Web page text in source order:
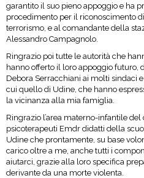
garantito il suo pieno appoggio e ha
procedimento per il riconoscimento
terrorismo, e al comandante della
Alessandro Campagnolo.
Ringrazio poi tutte le autorità che
hanno offerto il loro appoggio futuro,
Debora Serracchiani ai molti sindaci
cui quello di Udine, che hanno
la vicinanza alla mia famiglia.
Ringrazio l’area materno-infantile
psicoterapeuti Emdr didatti della
Udine che prontamente, su base
carico oltre a me, anche tutti i
aiutarci, grazie alla loro specifica
derivante da una morte violenta.